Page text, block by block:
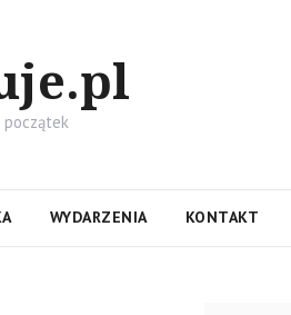
początek
WYDARZENIA KONTAKT